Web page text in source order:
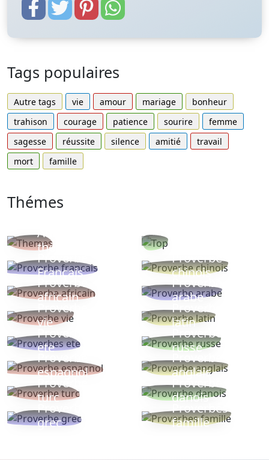
Tags populaires
Autre tags vie amour mariage
bonheur
trahison
courage patience sourire
femme
sagesse
réussite silence amitié
travail
mort
famille
Thémes
Autres
thèmes
Proverbe
Français
Proverbe
chinois
Proverbe
africain
Proverbe
arabe
Proverbe
vie
Proverbe
latin
Proverbes
ete
Proverbe
russe
Proverbe
espagnol
Proverbe
anglais
Proverbe
turc
Proverbe
danois
Proverbe
grec
Proverbes
famille